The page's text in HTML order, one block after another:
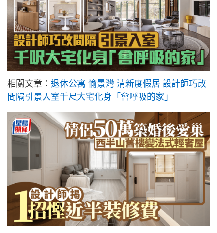
相關文章： 退休公寓 愉景灣 清新度假居 設計師巧改
間隔引景入室千尺大宅化身「會呼吸的家」